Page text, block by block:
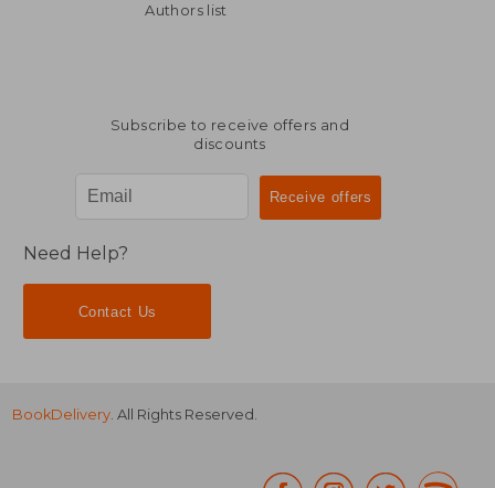
Authors list
Subscribe to receive offers and
discounts
Need Help?
Contact Us
BookDelivery. All Rights Reserved.